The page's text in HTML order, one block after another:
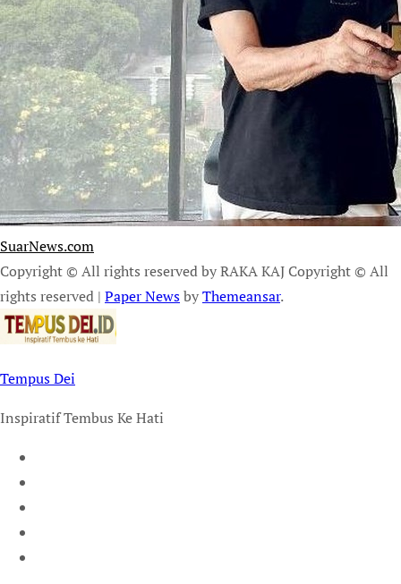
SuarNews.com
Copyright © All rights reserved by RAKA KAJ Copyright © All
rights reserved | Paper NewsbyThemeansar.
Tempus Dei
Inspiratif Tembus Ke Hati